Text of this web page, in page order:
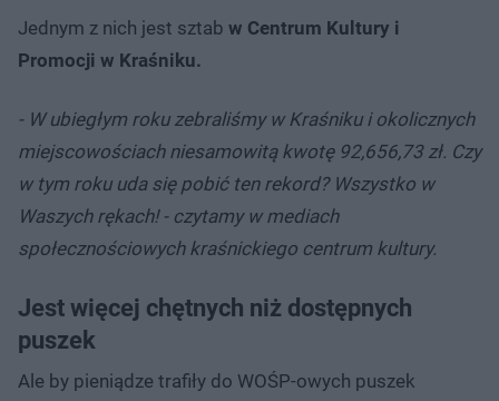
Jednym z nich jest sztab w Centrum Kultury i
Promocji w Kraśniku.
- W ubiegłym roku zebraliśmy w Kraśniku i okolicznych
miejscowościach niesamowitą kwotę 92,656,73 zł. Czy
w tym roku uda się pobić ten rekord? Wszystko w
Waszych rękach! - czytamy w mediach
społecznościowych kraśnickiego centrum kultury.
Jest więcej chętnych niż dostępnych
puszek
Ale by pieniądze trafiły do WOŚP-owych puszek